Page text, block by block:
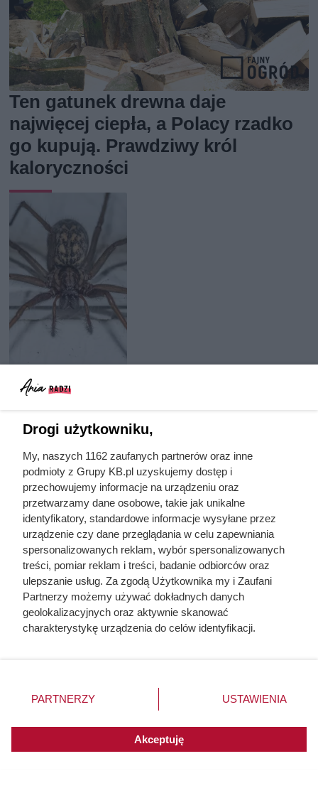
Ten gatunek drewna daje
najwięcej ciepła, a Polacy rzadko
go kupują. Prawdziwy król
kaloryczności
właśnie wchodzi do domów.
Polacy nie wiedzą, jak reagować
Szyszki mają zaskakujące
zastosowanie. Ogrodnicy dobrze
Drogi użytkowniku,
My, naszych 1162 zaufanych partnerów oraz inne
podmioty z Grupy KB.pl uzyskujemy dostęp i
przechowujemy informacje na urządzeniu oraz
przetwarzamy dane osobowe, takie jak unikalne
identyfikatory, standardowe informacje wysyłane przez
urządzenie czy dane przeglądania w celu zapewniania
spersonalizowanych reklam, wybór spersonalizowanych
treści, pomiar reklam i treści, badanie odbiorców oraz
ulepszanie usług. Za zgodą Użytkownika my i Zaufani
Partnerzy możemy używać dokładnych danych
geolokalizacyjnych oraz aktywnie skanować
charakterystykę urządzenia do celów identyfikacji.
zmienić/wycofać klikając przycisk ustawień prywatności
znajdujący się w lewym dolnym rogu strony. Niektóre
użytkownika, ale masz prawo sprzeciwić się takiemu
przetwarzaniu. Preferencje będą miały zastosowania do
PARTNERZY USTAWIENIA
Akceptuję